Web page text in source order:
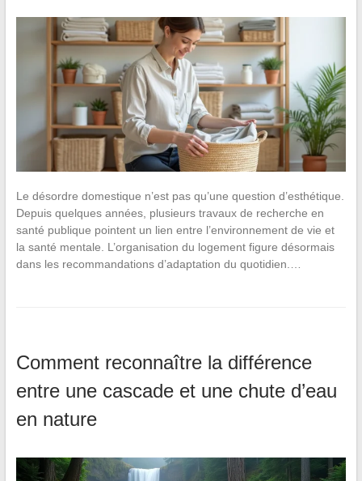
Le désordre domestique n’est pas qu’une question d’esthétique.
Depuis quelques années, plusieurs travaux de recherche en
santé publique pointent un lien entre l’environnement de vie et
la santé mentale. L’organisation du logement figure désormais
dans les recommandations d’adaptation du quotidien.…
Comment reconnaître la différence
entre une cascade et une chute d’eau
en nature